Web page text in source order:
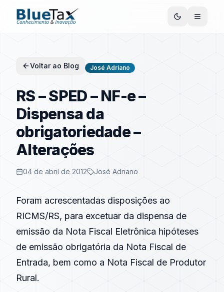
Voltar ao Blog José Adriano
RS – SPED – NF-e –
Dispensa da
obrigatoriedade –
Alterações
04 de abril de 2012 José Adriano
Foram acrescentadas disposições ao
RICMS/RS, para excetuar da dispensa de
emissão da Nota Fiscal Eletrônica hipóteses
de emissão obrigatória da Nota Fiscal de
Entrada, bem como a Nota Fiscal de Produtor
Rural.